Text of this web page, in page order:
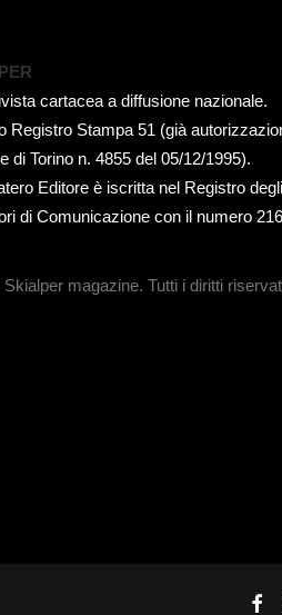
cartacea a diffusione nazionale.
Registro Stampa 51 (già
di Torino n. 4855 del 05/12/1995).
Editore è iscritta nel Registro degli
di Comunicazione con il numero
magazine. Tutti i diritti